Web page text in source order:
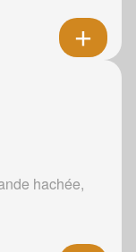
hachée,